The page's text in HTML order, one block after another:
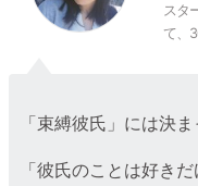
スタ
て、
「束縛彼氏」には決
「彼氏のことは好き